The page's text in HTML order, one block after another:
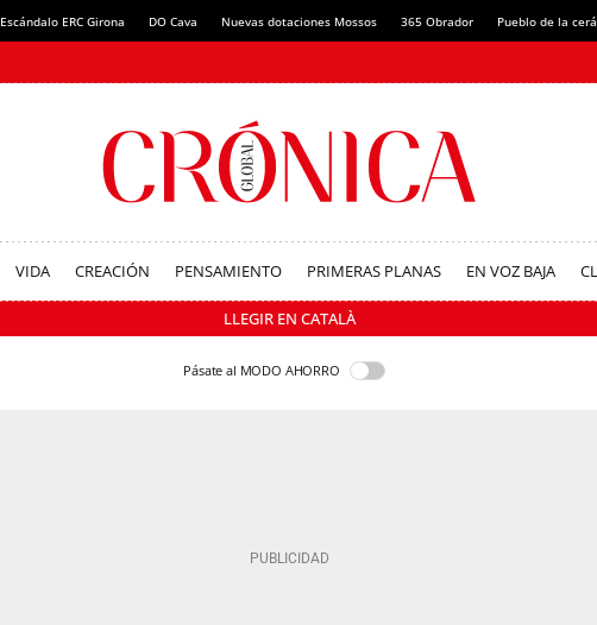
Escándalo ERC Girona DO Cava Nuevas dotaciones Mossos 365 Obrador Pueblo de la
VIDA CREACIÓN PENSAMIENTO PRIMERAS PLANAS EN VOZ BAJA
LLEGIR EN CATALÀ
Pásate al MODO AHORRO